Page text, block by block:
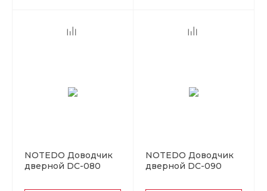
NOTEDO Доводчик
дверной DC-080
золото (10)
NOTEDO Доводчик
дверной DC-090
белый (10)